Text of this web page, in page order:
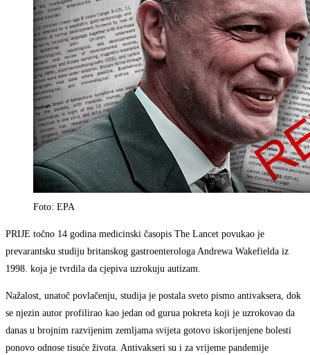
Foto: EPA
PRIJE točno 14 godina medicinski časopis The Lancet povukao je
prevarantsku studiju britanskog gastroenterologa Andrewa Wakefielda iz
1998. koja je tvrdila da cjepiva uzrokuju autizam.
Nažalost, unatoč povlačenju, studija je postala sveto pismo antivaksera, dok
se njezin autor profilirao kao jedan od gurua pokreta koji je uzrokovao da
danas u brojnim razvijenim zemljama svijeta gotovo iskorijenjene bolesti
ponovo odnose tisuće života. Antivakseri su i za vrijeme pandemije